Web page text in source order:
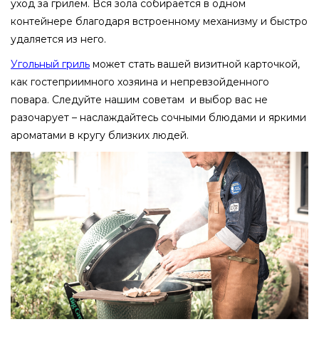
уход за грилем. Вся зола собирается в одном
контейнере благодаря встроенному механизму и быстро
удаляется из него.
Угольный гриль может стать вашей визитной карточкой,
как гостеприимного хозяина и непревзойденного
повара. Следуйте нашим советам и выбор вас не
разочарует – наслаждайтесь сочными блюдами и яркими
ароматами в кругу близких людей.